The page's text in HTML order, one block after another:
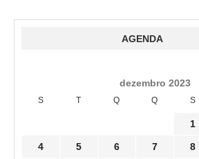
AGENDA
dezembro 2023
S T Q Q S
1
4 5 6 7 8